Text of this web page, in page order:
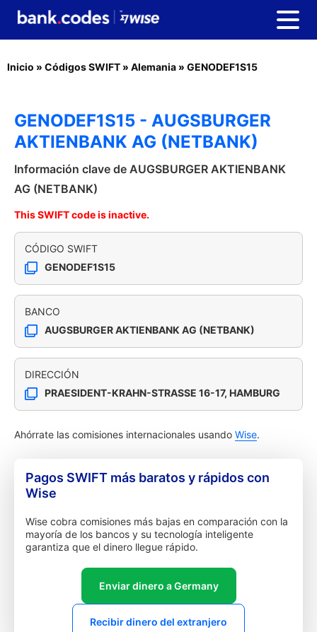
Inicio » Códigos SWIFT » Alemania » GENODEF1S15
GENODEF1S15 - AUGSBURGER
AKTIENBANK AG (NETBANK)
Información clave de AUGSBURGER AKTIENBANK
AG (NETBANK)
This SWIFT code is inactive.
CÓDIGO SWIFT
GENODEF1S15
BANCO
AUGSBURGER AKTIENBANK AG (NETBANK)
DIRECCIÓN
PRAESIDENT-KRAHN-STRASSE 16-17, HAMBURG
Ahórrate las comisiones internacionales usando Wise.
Pagos SWIFT más baratos y rápidos con
Wise
Wise cobra comisiones más bajas en comparación con la
mayoría de los bancos y su tecnología inteligente
garantiza que el dinero llegue rápido.
Enviar dinero a Germany
Recibir dinero del extranjero